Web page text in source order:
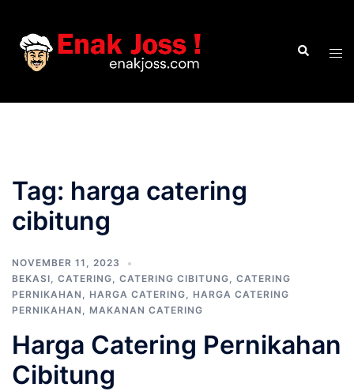
content
Search
Tag: harga catering
cibitung
NOVEMBER 11, 2023
BEKASI, CATERING, CATERING CIBITUNG, CATERING
PERNIKAHAN , HARGA CATERING, HARGA CATERING
PERNIKAHAN , MAKANAN CATERING
Harga Catering Pernikahan
Cibitung